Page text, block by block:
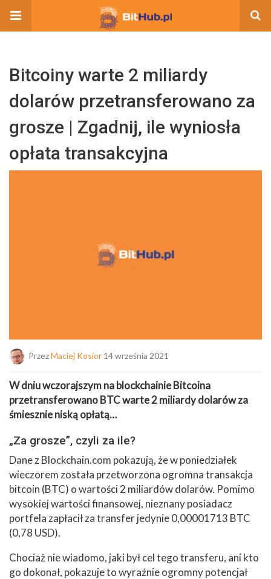
Bitcoiny warte 2 miliardy
dolarów przetransferowano za
grosze | Zgadnij, ile wyniosła
opłata transakcyjna
PrzezMaciej Kosior 14 września 2021
W dniu wczorajszym na blockchainie Bitcoina
przetransferowano BTC warte 2 miliardy dolarów za
śmiesznie niską opłatą…
„Za grosze”, czyli za ile?
Dane z Blockchain.com pokazują, że w poniedziałek
wieczorem została przetworzona ogromna transakcja
bitcoin (BTC) o wartości 2 miliardów dolarów. Pomimo
wysokiej wartości finansowej, nieznany posiadacz
portfela zapłacił za transfer jedynie 0,00001713 BTC
(0,78 USD).
Chociaż nie wiadomo, jaki był cel tego transferu, ani kto
go dokonał, pokazuje to wyraźnie ogromny potencjał